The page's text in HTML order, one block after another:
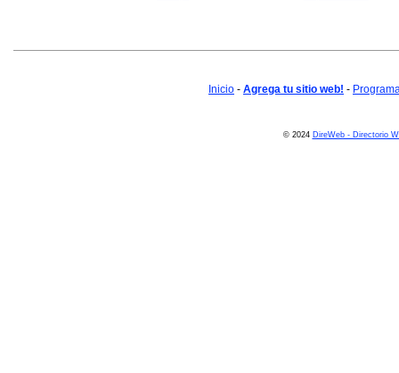
Inicio - Agrega tu sitio web! -
© 2024 DireWeb - Directorio